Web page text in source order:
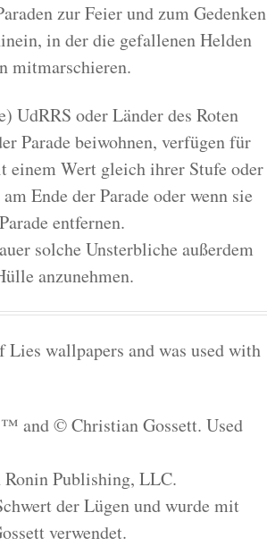
zur Feier und zum Gedenken
in der die gefallenen Helden
mitmarschieren.
UdRRS oder Länder des Roten
Parade beiwohnen, verfügen für
einem Wert gleich ihrer Stufe oder
Ende der Parade oder wenn sie
entfernen.
solche Unsterbliche außerdem
anzunehmen.
wallpapers and was used with
and © Christian Gossett. Used
Publishing, LLC.
der Lügen und wurde mit
verwendet.